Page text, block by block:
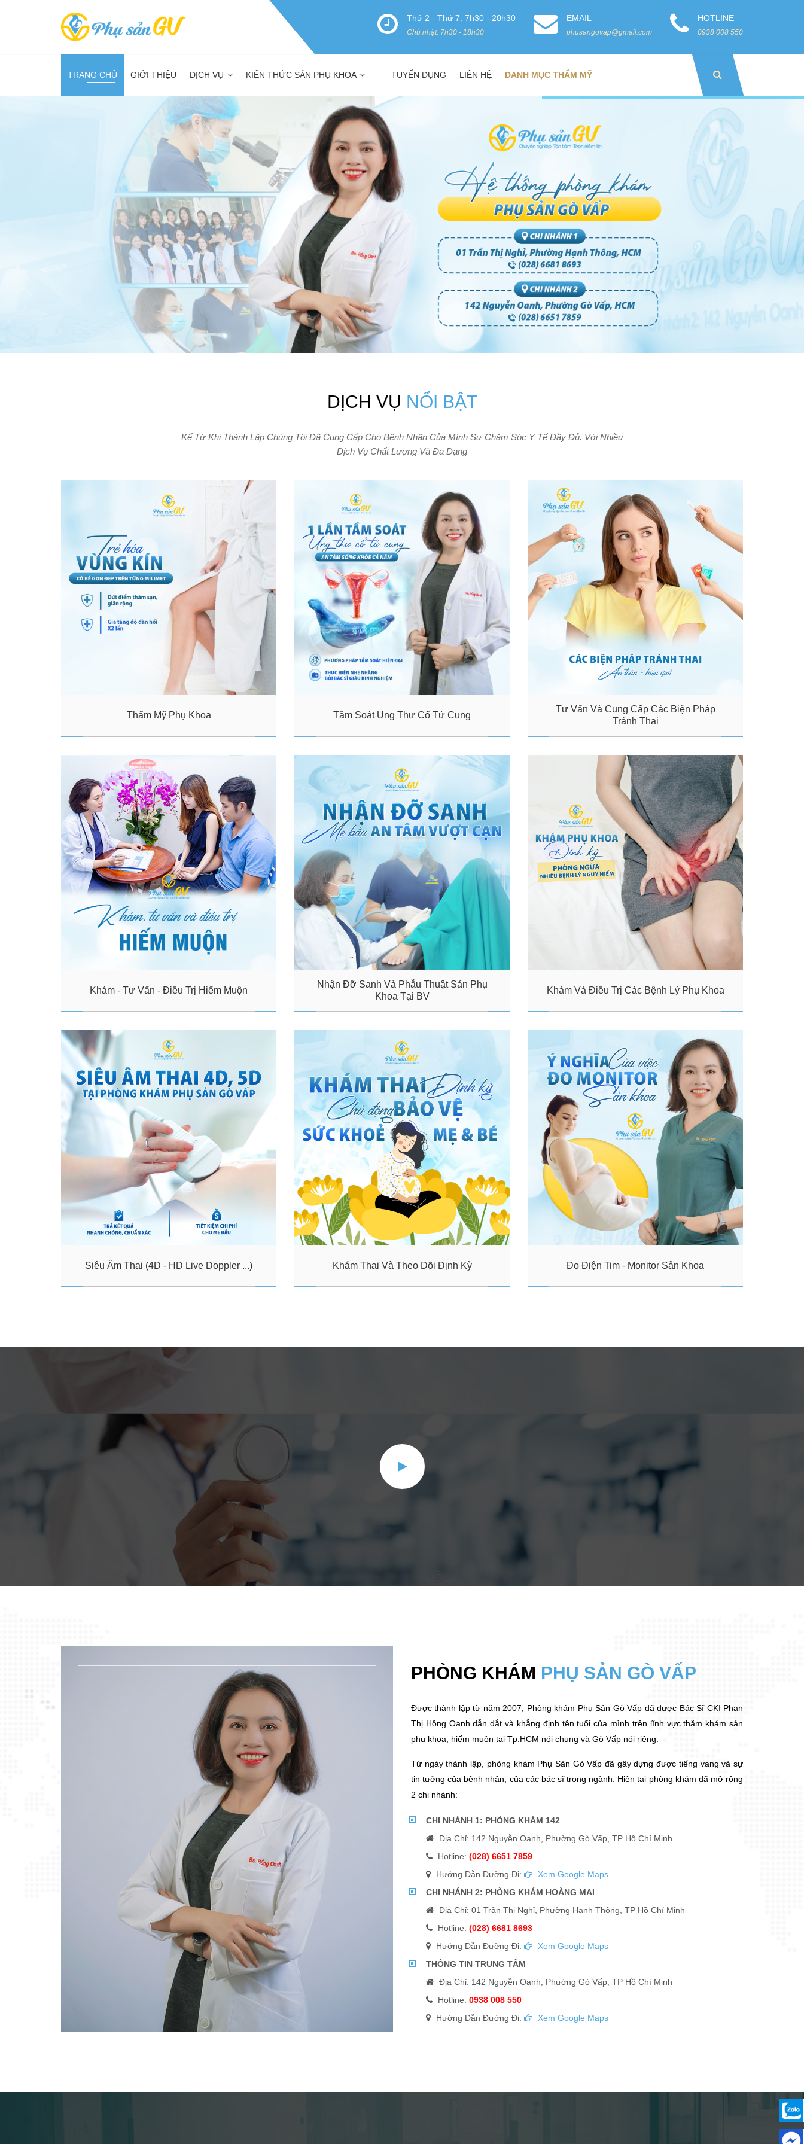
Thứ 2 - Thứ 7: 7h30 - 20h30
Chủ nhật: 7h30 - 18h30
EMAIL
phusangovap@gmail.com
HOTLINE
0938 008 550
TRANG CHỦ GIỚI THIỆU DỊCH VỤ KIẾN THỨC SẢN PHỤ KHOA TUYỂN DỤNG LIÊN HỆ DANH MỤC THẨM MỸ
DỊCH VỤ NỔI BẬT
Kể Từ Khi Thành Lập Chúng Tôi Đã Cung Cấp Cho Bệnh Nhân Của Mình Sự Chăm Sóc Y Tế Đầy Đủ. Với Nhiều
Dịch Vụ Chất Lượng Và Đa Dạng
Thẩm Mỹ Phụ Khoa Tầm Soát Ung Thư Cổ Tử Cung
Tư Vấn Và Cung Cấp Các Biện Pháp
Tránh Thai
Khám - Tư Vấn - Điều Trị Hiếm Muộn
Nhận Đỡ Sanh Và Phẫu Thuật Sản Phụ
Khoa Tại BV
Khám Và Điều Trị Các Bệnh Lý Phụ Khoa
Siêu Âm Thai (4D - HD Live Doppler ...) Khám Thai Và Theo Dõi Định Kỳ Đo Điện Tim - Monitor Sản Khoa
PHÒNG KHÁM PHỤ SẢN GÒ VẤP
Được thành lập từ năm 2007, Phòng khám Phụ Sản Gò Vấp đã được Bác Sĩ CKI Phan
Thị Hồng Oanh dẫn dắt và khẳng định tên tuổi của mình trên lĩnh vực thăm khám sản
phụ khoa, hiếm muộn tại Tp.HCM nói chung và Gò Vấp nói riêng.
Từ ngày thành lập, phòng khám Phụ Sản Gò Vấp đã gây dựng được tiếng vang và sự
tin tưởng của bệnh nhân, của các bác sĩ trong ngành. Hiện tại phòng khám đã mở rộng
2 chi nhánh:
CHI NHÁNH 1: PHÒNG KHÁM 142
Địa Chỉ: 142 Nguyễn Oanh, Phường Gò Vấp, TP Hồ Chí Minh
Hotline: (028) 6651 7859
Hướng Dẫn Đường Đi:
Xem Google Maps
CHI NHÁNH 2: PHÒNG KHÁM HOÀNG MAI
Địa Chỉ: 01 Trần Thị Nghỉ, Phường Hạnh Thông, TP Hồ Chí Minh
Hotline: (028) 6681 8693
Hướng Dẫn Đường Đi:
Xem Google Maps
THÔNG TIN TRUNG TÂM
Địa Chỉ: 142 Nguyễn Oanh, Phường Gò Vấp, TP Hồ Chí Minh
Hotline: 0938 008 550
Hướng Dẫn Đường Đi:
Xem Google Maps